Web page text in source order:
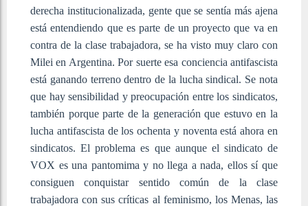
derecha institucionalizada, gente que se sentía más ajena
está entendiendo que es parte de un proyecto que va en
contra de la clase trabajadora, se ha visto muy claro con
Milei en Argentina. Por suerte esa conciencia antifascista
está ganando terreno dentro de la lucha sindical. Se nota
que hay sensibilidad y preocupación entre los sindicatos,
también porque parte de la generación que estuvo en la
lucha antifascista de los ochenta y noventa está ahora en
sindicatos. El problema es que aunque el sindicato de
VOX es una pantomima y no llega a nada, ellos sí que
consiguen conquistar sentido común de la clase
trabajadora con sus críticas al feminismo, los Menas, las